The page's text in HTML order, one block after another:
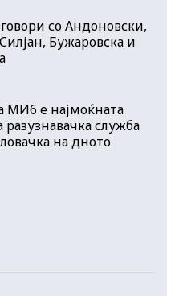
со Андоновски,
Бужаровска и
МИ6 е најмоќната
служба
на дното